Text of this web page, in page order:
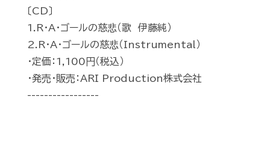
〔CD〕
1.R・A・ゴールの慈悲（歌 伊藤純）
2.R・A・ゴールの慈悲（Instrumental）
・定価：1,100円（税込）
・発売・販売：ARI Production株式会社
-----------------